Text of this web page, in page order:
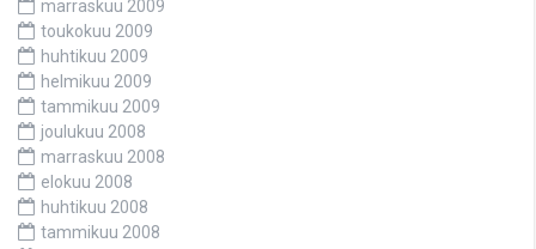
marraskuu 2009
toukokuu 2009
huhtikuu 2009
helmikuu 2009
tammikuu 2009
joulukuu 2008
marraskuu 2008
elokuu 2008
huhtikuu 2008
tammikuu 2008